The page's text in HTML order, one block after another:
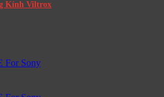
Kính Viltrox